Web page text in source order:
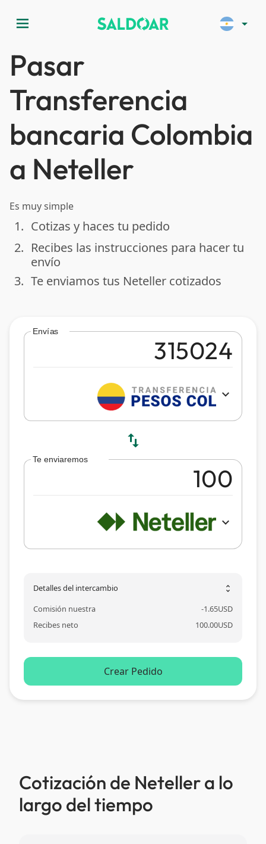
menu arrow_drop_down
Pasar
Transferencia
bancaria Colombia
a Neteller
Es muy simple
done
1. Cotizas y haces tu pedido
done
2. Recibes las instrucciones para hacer tu
envío
done
3. Te enviamos tus Neteller cotizados
Envías
expand_more
swap_vert
Te enviaremos
expand_more
Detalles del intercambio unfold_more
Comisión nuestra -1.65USD
Recibes neto
100.00USD
Crear Pedido
Cotización de Neteller a lo
largo del tiempo